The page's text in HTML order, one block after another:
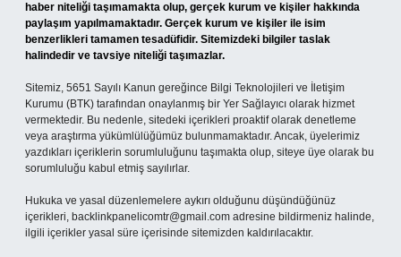
haber niteliği taşımamakta olup, gerçek kurum ve kişiler hakkında
paylaşım yapılmamaktadır. Gerçek kurum ve kişiler ile isim
benzerlikleri tamamen tesadüfidir. Sitemizdeki bilgiler taslak
halindedir ve tavsiye niteliği taşımazlar.
Sitemiz, 5651 Sayılı Kanun gereğince Bilgi Teknolojileri ve İletişim
Kurumu (BTK) tarafından onaylanmış bir Yer Sağlayıcı olarak hizmet
vermektedir. Bu nedenle, sitedeki içerikleri proaktif olarak denetleme
veya araştırma yükümlülüğümüz bulunmamaktadır. Ancak, üyelerimiz
yazdıkları içeriklerin sorumluluğunu taşımakta olup, siteye üye olarak bu
sorumluluğu kabul etmiş sayılırlar.
Hukuka ve yasal düzenlemelere aykırı olduğunu düşündüğünüz
içerikleri, backlinkpanelicomtr@gmail.com adresine bildirmeniz halinde,
ilgili içerikler yasal süre içerisinde sitemizden kaldırılacaktır.